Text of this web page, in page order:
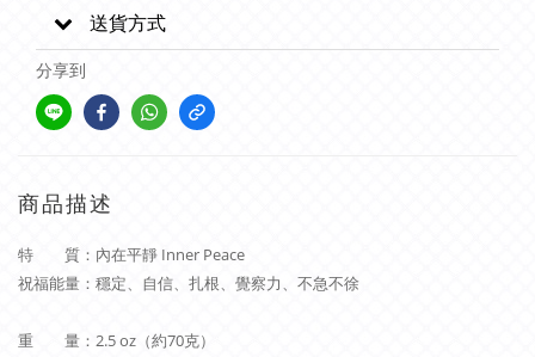
送貨方式
分享到
商品描述
特 質：內在平靜 Inner Peace
祝福能量：穩定、自信、扎根、覺察力、不急不徐
重 量：2.5 oz（約70克）